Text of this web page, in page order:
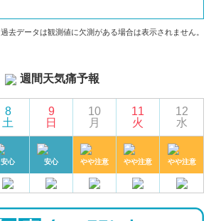
過去データは観測値に欠測がある場合は表示されません。
週間天気痛予報
8
土
安心
9
日
安心
10
月
やや注意
11
火
やや注意
12
水
やや注意